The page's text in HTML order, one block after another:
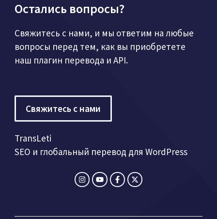
Остались вопросы?
Свяжитесь с нами, и мы ответим на любые
вопросы перед тем, как вы приобретете
наш плагин перевода и API.
Свяжитесь с нами
TransLeti
SEO и глобальный перевод для WordPress